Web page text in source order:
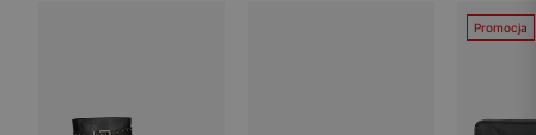
Promocja